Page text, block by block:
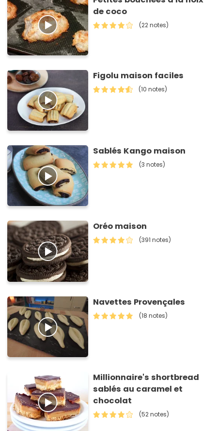
de coco
(22 notes)
Figolu maison faciles
(10 notes)
Sablés Kango maison
(3 notes)
Oréo maison
(391 notes)
Navettes Provençales
(18 notes)
Millionnaire's shortbread
sablés au caramel et
chocolat
(52 notes)